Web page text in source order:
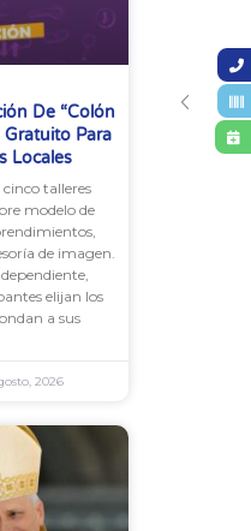
De “Colón
Gratuito Para
Locales
talleres
modelo de
de imagen.
elijan los
a sus
2026